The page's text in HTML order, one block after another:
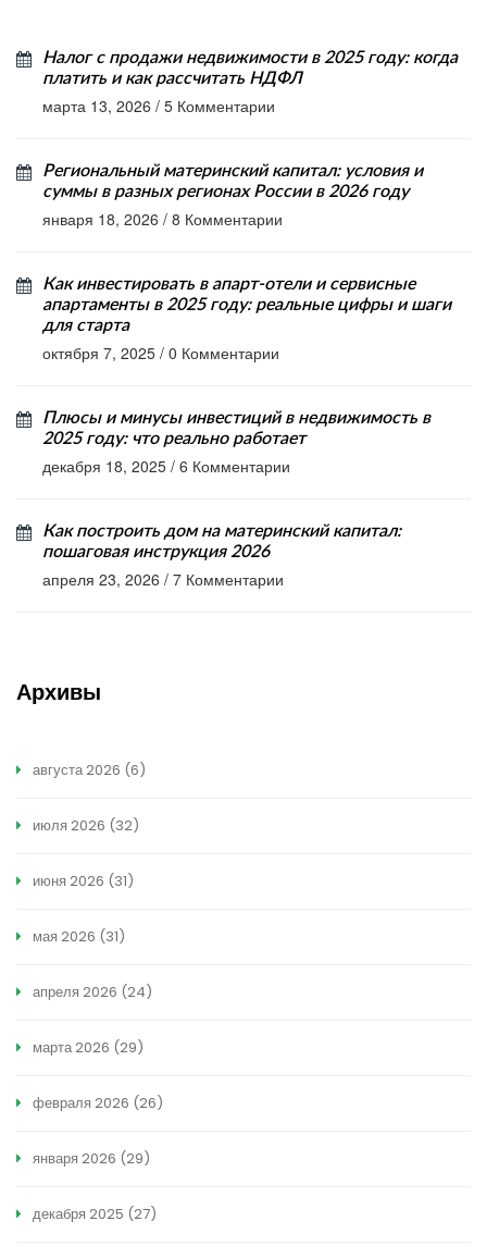
Налог с продажи недвижимости в 2025 году: когда
платить и как рассчитать НДФЛ
марта 13, 2026 / 5 Комментарии
Региональный материнский капитал: условия и
суммы в разных регионах России в 2026 году
января 18, 2026 / 8 Комментарии
Как инвестировать в апарт-отели и сервисные
апартаменты в 2025 году: реальные цифры и шаги
для старта
октября 7, 2025 / 0 Комментарии
Плюсы и минусы инвестиций в недвижимость в
2025 году: что реально работает
декабря 18, 2025 / 6 Комментарии
Как построить дом на материнский капитал:
пошаговая инструкция 2026
апреля 23, 2026 / 7 Комментарии
Архивы
августа 2026 (6)
июля 2026 (32)
июня 2026 (31)
мая 2026 (31)
апреля 2026 (24)
марта 2026 (29)
февраля 2026 (26)
января 2026 (29)
декабря 2025 (27)